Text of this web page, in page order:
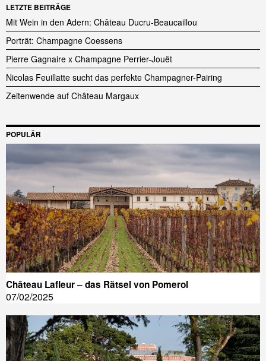
LETZTE BEITRÄGE
Mit Wein in den Adern: Château Ducru-Beaucaillou
Porträt: Champagne Coessens
Pierre Gagnaire x Champagne Perrier-Jouët
Nicolas Feuillatte sucht das perfekte Champagner-Pairing
Zeitenwende auf Château Margaux
POPULÄR
Château Lafleur – das Rätsel von Pomerol
07/02/2025